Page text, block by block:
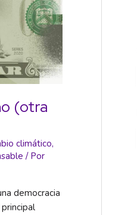
(otra
climático,
/ Por
democracia